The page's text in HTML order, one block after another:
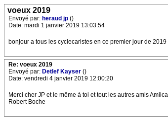
voeux 2019
Envoyé par: heraud jp ()
Date: mardi 1 janvier 2019 13:03:54
bonjour a tous les cyclecaristes en ce premier jour de
Re: voeux 2019
Envoyé par: Detlef Kayser ()
Date: vendredi 4 janvier 2019 12:00:20
Merci cher JP et le même à toi et tout les autres amis
Robert Boche